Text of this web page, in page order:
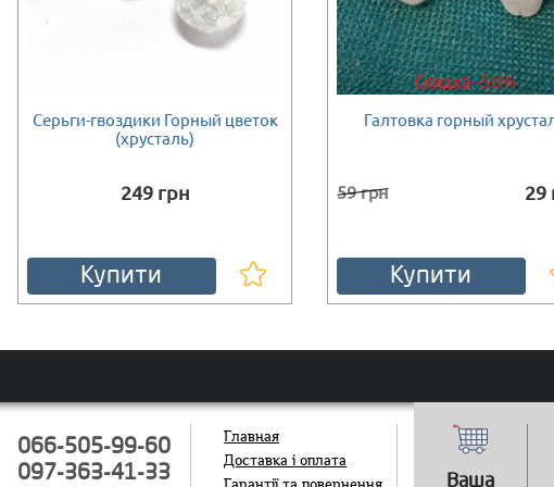
Серьги-гвоздики Горный цветок
(хрусталь)
249 грн
Купити
Скидка -50%
Галтовка горный
59 грн 29
Купити
Є в наявності
066-505-99-60
097-363-41-33
Главная
Доставка і оплата
Ваша